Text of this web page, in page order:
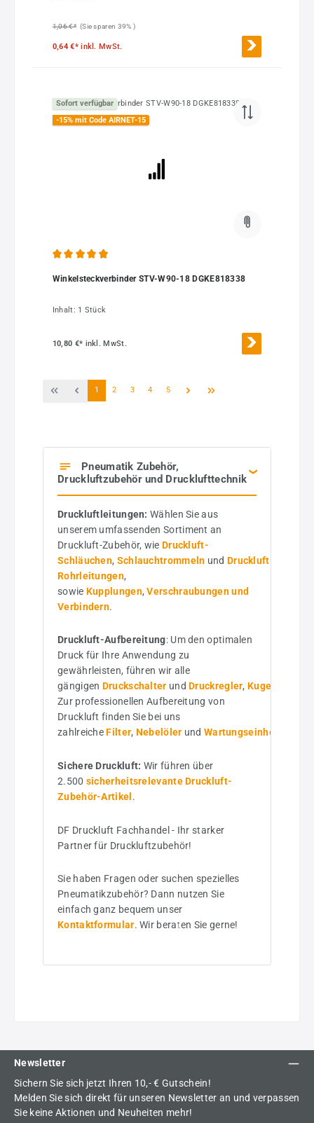
1,06 €* (Sie sparen 39% )
0,64 €*inkl. MwSt.
Sofort verfügbar
-15% mit Code AIRNET-15
Winkelsteckverbinder STV-W90-18 DGKE818338
Inhalt: 1 Stück
10,80 €* inkl. MwSt.
Seite
1 Seite
2 Seite
3 Seite
4 Seite
5
Pneumatik Zubehör,
Druckluftzubehör und Drucklufttechnik
Druckluftleitungen: Wählen Sie aus
unserem umfassenden Sortiment an
Druckluft-Zubehör, wie Druckluft-
Schläuchen, Schlauchtrommeln und Druckluft-
Rohrleitungen,
sowie Kupplungen,Verschraubungen und
Verbindern.
Druckluft-Aufbereitung: Um den optimalen
Druck für Ihre Anwendung zu
gewährleisten, führen wir alle
gängigen Druckschalter undDruckregler,Kugelhähne
Zur professionellen Aufbereitung von
Druckluft finden Sie bei uns
zahlreiche Filter, Nebelöler und Wartungseinheiten
Sichere Druckluft: Wir führen über
2.500 sicherheitsrelevante Druckluft-
Zubehör-Artikel .
DF Druckluft Fachhandel - Ihr starker
Partner für Druckluftzubehör!
Sie haben Fragen oder suchen spezielles
Pneumatikzubehör? Dann nutzen Sie
einfach ganz bequem unser
Kontaktformular. Wir beraten Sie gerne!
Newsletter
Sichern Sie sich jetzt Ihren 10,- € Gutschein!
Melden Sie sich direkt für unseren Newsletter an und verpassen
Sie keine Aktionen und Neuheiten mehr!